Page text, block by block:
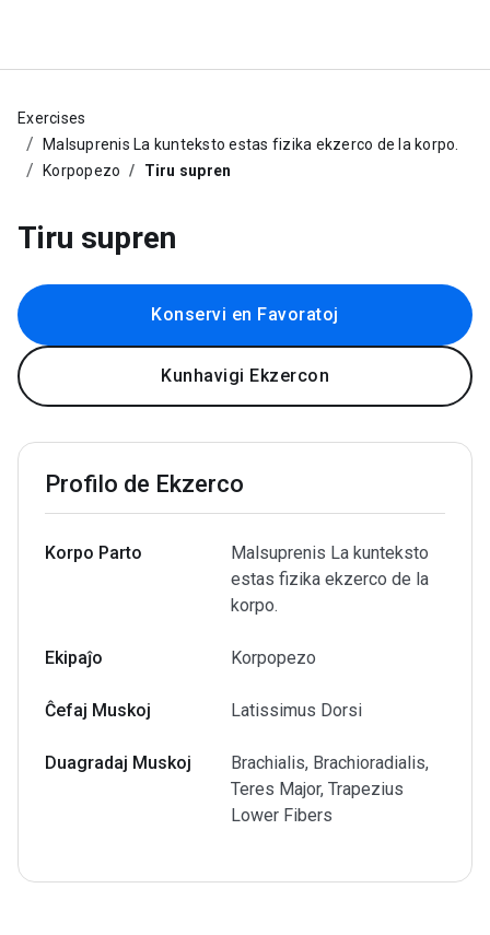
Exercises
Malsuprenis La kunteksto estas fizika ekzerco de la korpo.
Korpopezo
Tiru supren
Tiru supren
Konservi en Favoratoj
Kunhavigi Ekzercon
Profilo de Ekzerco
Korpo Parto
Malsuprenis La kunteksto
estas fizika ekzerco de la
korpo.
Ekipaĵo Korpopezo
Ĉefaj Muskoj Latissimus Dorsi
Duagradaj Muskoj
Brachialis, Brachioradialis,
Teres Major, Trapezius
Lower Fibers